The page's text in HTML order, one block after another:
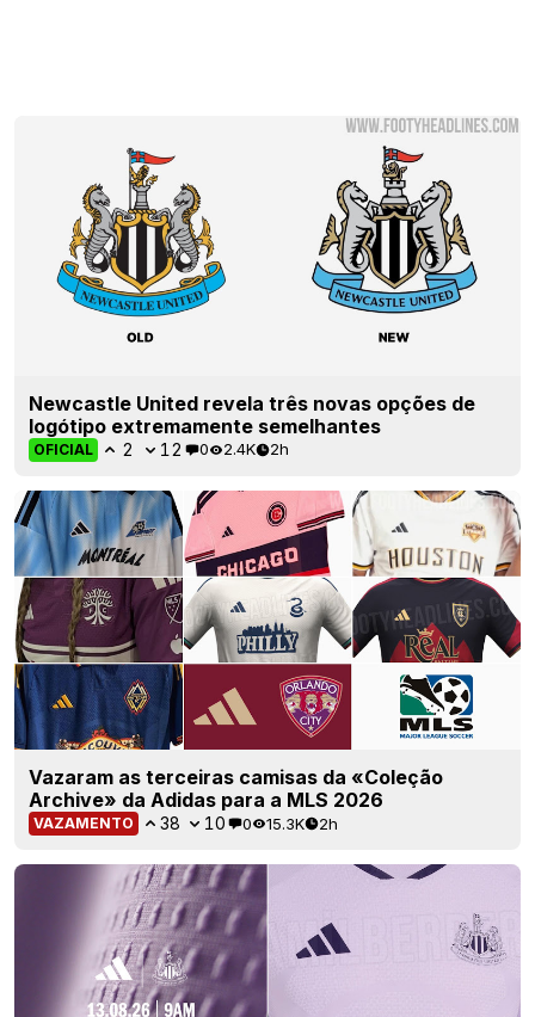
Newcastle United revela três novas opções de
logótipo extremamente semelhantes
OFICIAL 2 12 0 2.4K 2h
Vazaram as terceiras camisas da «Coleção
Archive» da Adidas para a MLS 2026
VAZAMENTO 38 10 0 15.3K 2h